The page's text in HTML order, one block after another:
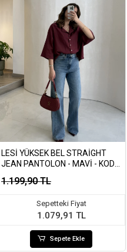
LESI YÜKSEK BEL STRAIGHT
JEAN PANTOLON - MAVI - KOD:
1.199,90 TL
Sepetteki Fiyat
1.079,91 TL
Sepete Ekle